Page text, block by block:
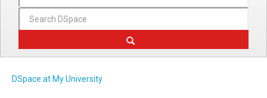
DSpace at My University